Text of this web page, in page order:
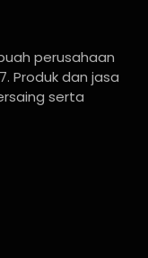
perusahaan
Produk dan jasa
serta